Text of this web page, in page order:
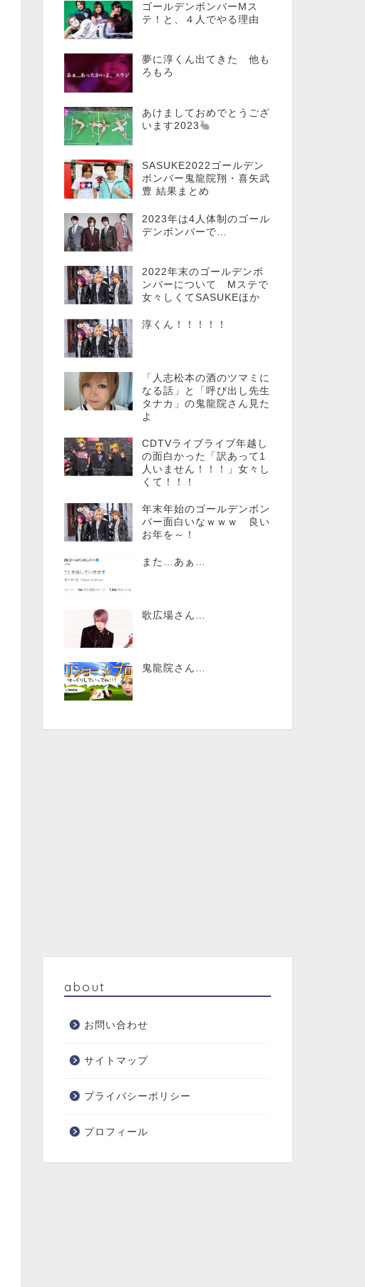
ゴールデンボンバーMス
テ！と、４人でやる理由
夢に淳くん出てきた 他も
ろもろ
あけましておめでとうござ
います2023
SASUKE2022ゴールデン
ボンバー鬼龍院翔・喜矢武
豊 結果まとめ
2023年は4人体制のゴール
デンボンバーで…
2022年末のゴールデンボ
ンバーについて Mステで
女々しくてSASUKEほか
淳くん！！！！！
「人志松本の酒のツマミに
なる話」と「呼び出し先生
タナカ」の鬼龍院さん見た
よ
CDTVライブライブ年越し
の面白かった「訳あって1
人いません！！！」女々し
くて！！！
年末年始のゴールデンボン
バー面白いなｗｗｗ 良い
お年を～！
また…あぁ…
歌広場さん…
鬼龍院さん…
about
お問い合わせ
サイトマップ
プライバシーポリシー
プロフィール